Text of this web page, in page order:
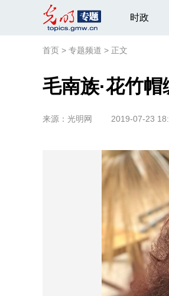
时政
首页 > 专题频道 > 正文
毛南族·花竹
来源： 光明网 2019-07-23